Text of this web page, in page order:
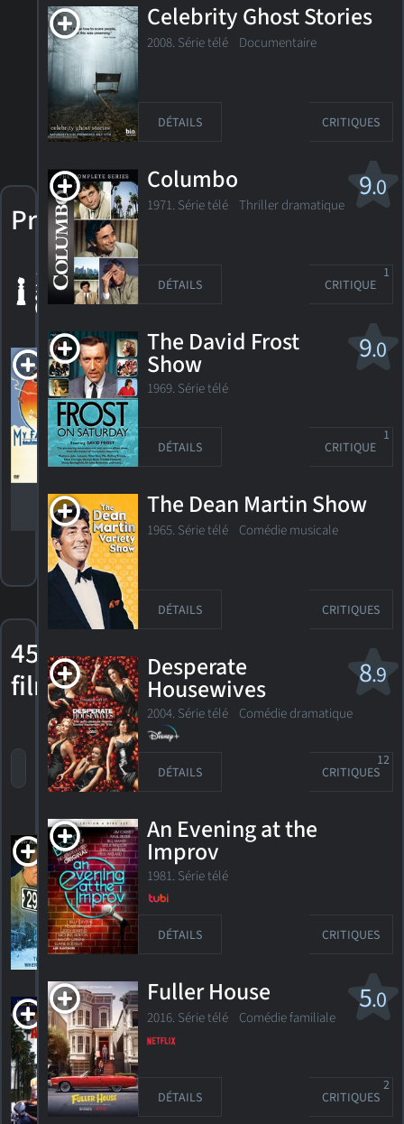
Prix
1 nomination
aux Golden
Globes
My
Favorite
Year
Nomination,
Golden
Globe 1983
Meilleure
actrice de
45
films
trier par titre par cote date de sortie
29th Street
1991. 1h41m Comédie dramatique
HORAIRES
Allie & Me
1997. 1h25m Comédie
HORAIRES
Celebrity Ghost Stories
2008. Série télé Documentaire
DÉTAILS CRITIQUES
9.0
Columbo
1971. Série télé Thriller dramatique
DÉTAILS CRITIQUE
1
9.0
The David Frost
Show
1969. Série télé
DÉTAILS CRITIQUE
1
The Dean Martin Show
1965. Série télé Comédie musicale
DÉTAILS CRITIQUES
8.9
Desperate
Housewives
2004. Série télé Comédie dramatique
DÉTAILS CRITIQUES
12
An Evening at the
Improv
1981. Série télé
DÉTAILS CRITIQUES
5.0
Fuller House
2016. Série télé Comédie familiale
DÉTAILS CRITIQUES
2